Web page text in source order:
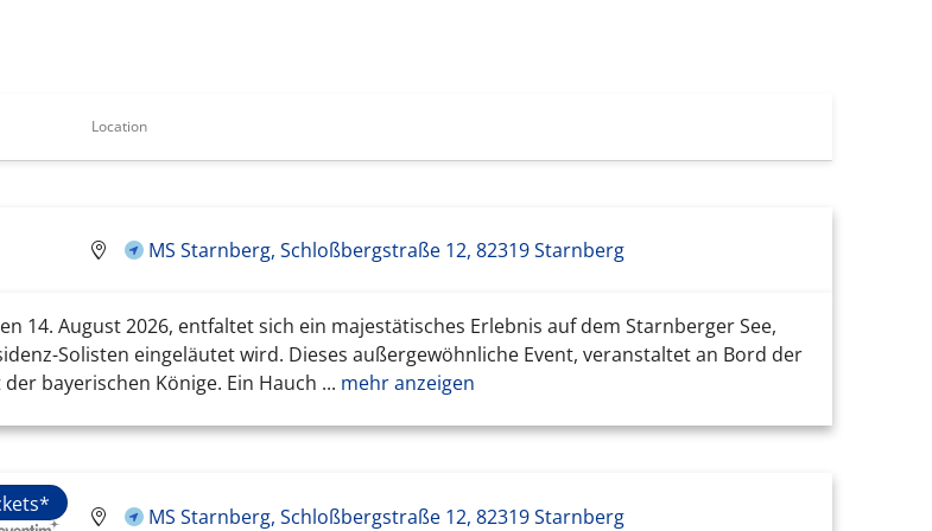
Location
MS Starnberg, Schloßbergstraße 12, 82319 Starnberg
14. August 2026, entfaltet sich ein majestätisches Erlebnis auf dem Starnberger See,
Solisten eingeläutet wird. Dieses außergewöhnliche Event, veranstaltet an Bord der
bayerischen Könige. Ein Hauch ... mehr anzeigen
MS Starnberg, Schloßbergstraße 12, 82319 Starnberg